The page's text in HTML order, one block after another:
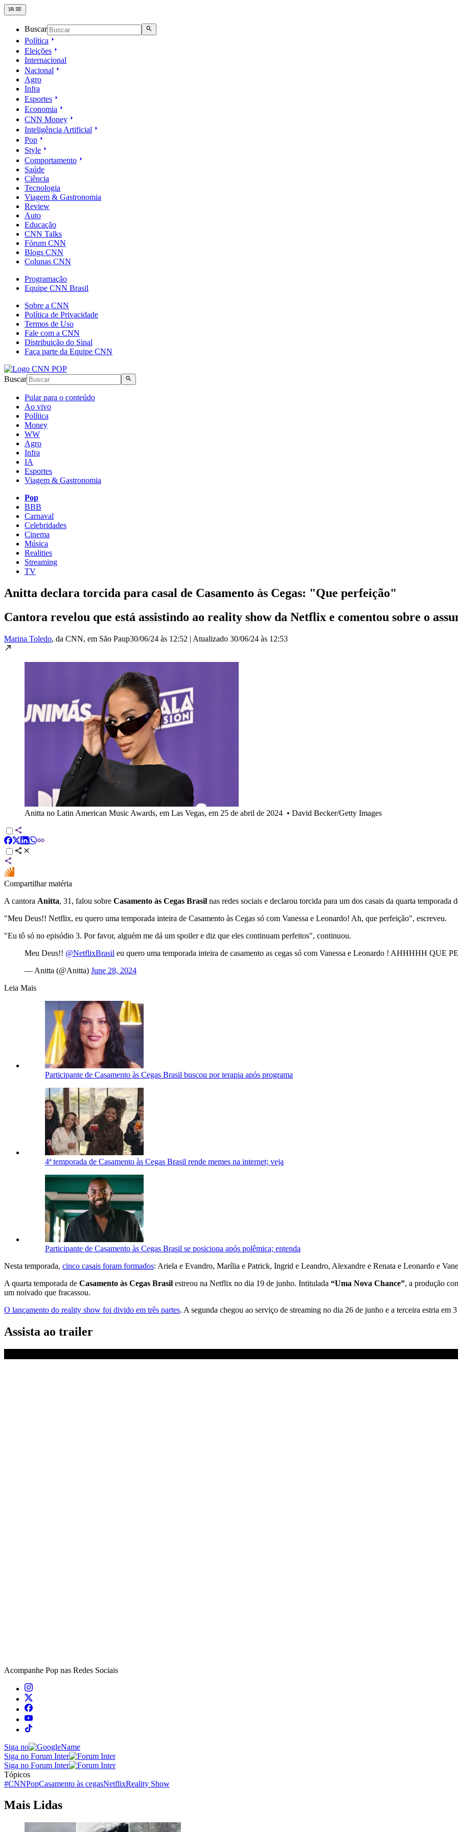
Buscar
Política
Eleições
Internacional
Nacional
Agro
Infra
Esportes
Economia
CNN Money
Inteligência Artificial
Pop
Style
Comportamento
Saúde
Ciência
Tecnologia
Viagem & Gastronomia
Review
Auto
Educação
CNN Talks
Fórum CNN
Blogs CNN
Colunas CNN
Programação
Equipe CNN Brasil
Sobre a CNN
Política de Privacidade
Termos de Uso
Fale com a CNN
Distribuição do Sinal
Faça parte da Equipe CNN
Buscar
Pular para o conteúdo
Ao vivo
Política
Money
WW
Agro
Infra
IA
Esportes
Viagem & Gastronomia
Pop
BBB
Carnaval
Celebridades
Cinema
Música
Realities
Streaming
TV
Anitta declara torcida para casal de Casamento às Cegas: "Que perfeição"
Cantora revelou que está assistindo ao reality show da Netflix e comentou sobre o
Marina Toledo, da CNN, em São Paup30/06/24 às 12:52 | Atualizado 30/06/24 às 12:53
Anitta no Latin American Music Awards, em Las Vegas, em 25 de abril de 2024 • David Becker/Getty Images
Compartilhar matéria
A cantora Anitta, 31, falou sobre Casamento às Cegas Brasil nas redes sociais e declarou torcida para um dos casais da quarta
"Meu Deus!! Netflix, eu quero uma temporada inteira de Casamento às Cegas só com Vanessa e Leonardo! Ah, que perfeição", escreveu.
"Eu tô só no episódio 3. Por favor, alguém me dá um spoiler e diz que eles continuam perfeitos", continuou.
Meu Deus!! @NetflixBrasil eu quero uma temporada inteira de casamento as cegas só com Vanessa e Leonardo ! AHHHHH QUE
— Anitta (@Anitta) June 28, 2024
Leia Mais
Participante de Casamento às Cegas Brasil buscou por terapia após programa
4ª temporada de Casamento às Cegas Brasil rende memes na internet; veja
Participante de Casamento às Cegas Brasil se posiciona após polêmica; entenda
Nesta temporada, cinco casais foram formados: Ariela e Evandro, Marília e Patrick, Ingrid e Leandro, Alexandre e Renata e Leonardo e
A quarta temporada de Casamento às Cegas Brasil estreou na Netflix no dia 19 de junho. Intitulada “Uma Nova Chance”, a produção
um noivado que fracassou.
O lançamento do reality show foi divido em três partes. A segunda chegou ao serviço de streaming no dia 26 de junho e a terceira estria em
Assista ao trailer
Acompanhe Pop nas Redes Sociais
Siga no
Siga no Forum Inter
Siga no Forum Inter
Tópicos
#CNNPopCasamento às cegasNetflixReality Show
Mais Lidas